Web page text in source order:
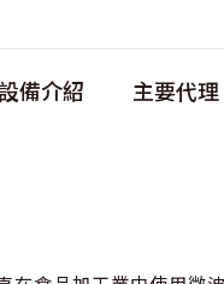
設備介紹 主要代理